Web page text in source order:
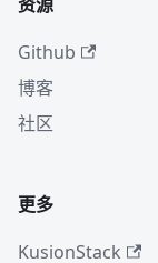
资源
Github
博客
社区
更多
KusionStack